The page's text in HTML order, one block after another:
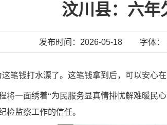
汶川县：六年
发布时间：2026-05-18 字体：
这笔钱打水漂了。这笔钱拿到后，可以安心
将一面绣着“为民服务显真情排忧解难暖民
检监察工作的信任。